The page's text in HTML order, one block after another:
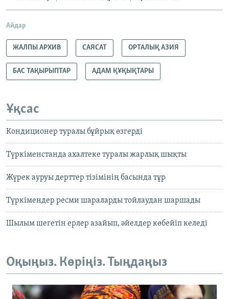
Айдар
ЖАЛПЫ АРХИВ САЯСАТ ОРТАЛЫҚ АЗИЯ
БАС ТАҚЫРЫПТАР АДАМ ҚҰҚЫҚТАРЫ
Ұқсас
Кондиционер туралы бұйрық өзгерді
Түркіменстанда ахалтеке туралы жарлық шықты
Жүрек ауруы дерттер тізімінің басында тұр
Түркімендер ресми шараларды тойлаудан шаршады
Шылым шегетін ерлер азайып, әйелдер көбейіп келеді
Оқыңыз. Көріңіз. Тыңдаңыз